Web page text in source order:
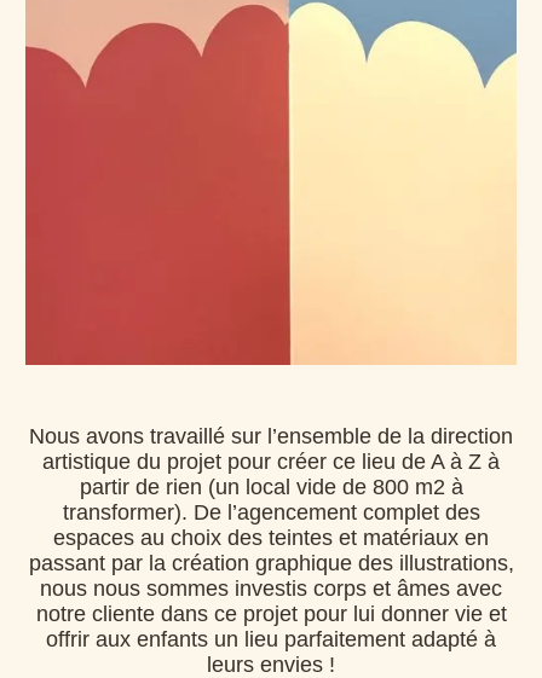
Nous avons travaillé sur l’ensemble de la direction
artistique du projet pour créer ce lieu de A à Z à
partir de rien (un local vide de 800 m2 à
transformer). De l’agencement complet des
espaces au choix des teintes et matériaux en
passant par la création graphique des illustrations,
nous nous sommes investis corps et âmes avec
notre cliente dans ce projet pour lui donner vie et
offrir aux enfants un lieu parfaitement adapté à
leurs envies !